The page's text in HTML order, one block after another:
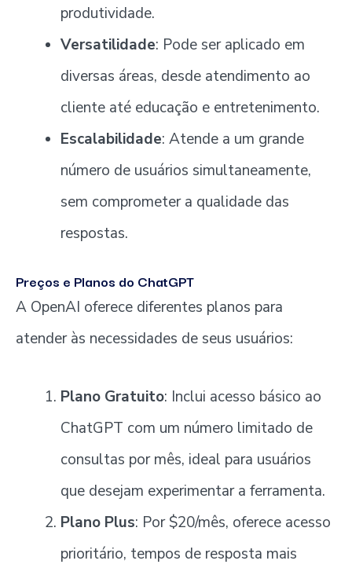
produtividade.
Versatilidade: Pode ser aplicado em
diversas áreas, desde atendimento ao
cliente até educação e entretenimento.
Escalabilidade: Atende a um grande
número de usuários simultaneamente,
sem comprometer a qualidade das
respostas.
Preços e Planos do ChatGPT
A OpenAI oferece diferentes planos para
atender às necessidades de seus usuários:
Plano Gratuito: Inclui acesso básico ao
ChatGPT com um número limitado de
consultas por mês, ideal para usuários
que desejam experimentar a ferramenta.
Plano Plus: Por $20/mês, oferece acesso
prioritário, tempos de resposta mais